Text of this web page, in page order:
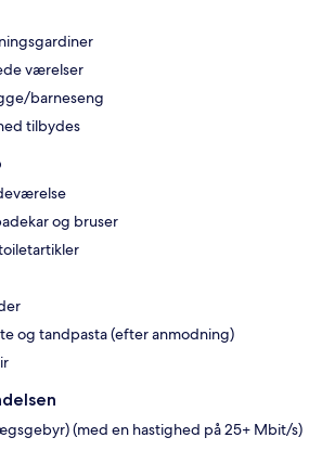
værelser
barneseng
tilbydes
og bruser
og tandpasta (efter anmodning)
(med en hastighed på 25+ Mbit/s)